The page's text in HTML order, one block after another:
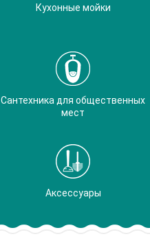
Кухонные мойки
Сантехника для общественных
мест
Аксессуары